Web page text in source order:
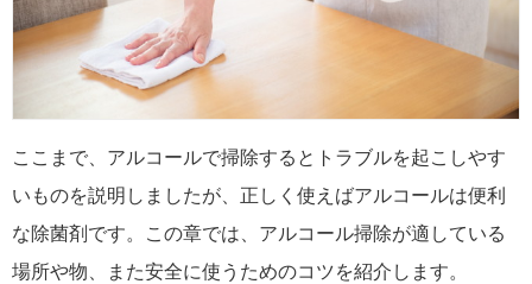
ここまで、アルコールで掃除するとトラブルを起こしやす
いものを説明しましたが、正しく使えばアルコールは便利
な除菌剤です。この章では、アルコール掃除が適している
場所や物、また安全に使うためのコツを紹介します。